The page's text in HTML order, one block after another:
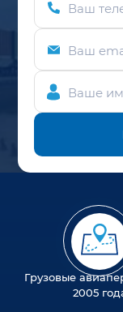
Ваш
Ваш
Ваше
Грузовые
2005